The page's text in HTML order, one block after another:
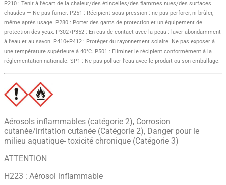
P210 : Tenir à l’écart de la chaleur/des étincelles/des flammes nues/des surfaces
chaudes — Ne pas fumer. P251 : Récipient sous pression : ne pas perforer, ni brûler,
même après usage. P280 : Porter des gants de protection et un équipement de
protection des yeux. P302+P352 : En cas de contact avec la peau : laver abondamment
à l’eau et au savon. P410+P412 : Protéger du rayonnement solaire. Ne pas exposer à
une température supérieure à 40°C. P501 : Eliminer le récipient conformément à la
réglementation nationale. SP1 : Ne pas polluer l’eau avec le produit ou son emballage.
Aérosols inflammables (catégorie 2), Corrosion
cutanée/irritation cutanée (Catégorie 2), Danger pour le
milieu aquatique- toxicité chronique (Catégorie 3)
ATTENTION
H223 : Aérosol inflammable